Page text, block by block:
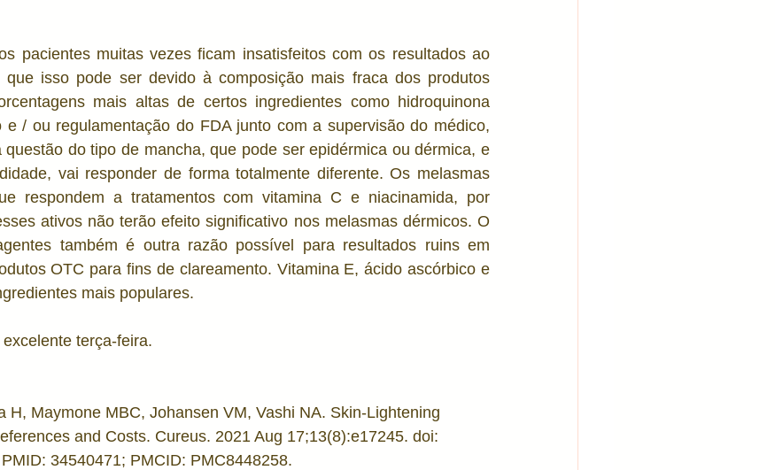
pacientes muitas vezes ficam insatisfeitos com os resultados ao
isso pode ser devido à composição mais fraca dos produtos
mais altas de certos ingredientes como hidroquinona
e / ou regulamentação do FDA junto com a supervisão do médico,
do tipo de mancha, que pode ser epidérmica ou dérmica, e
vai responder de forma totalmente diferente. Os melasmas
respondem a tratamentos com vitamina C e niacinamida, por
ativos não terão efeito significativo nos melasmas dérmicos. O
também é outra razão possível para resultados ruins em
OTC para fins de clareamento. Vitamina E, ácido ascórbico e
mais populares.
terça-feira.
H, Maymone MBC, Johansen VM, Vashi NA. Skin-Lightening
and Costs. Cureus. 2021 Aug 17;13(8):e17245. doi:
34540471; PMCID: PMC8448258.